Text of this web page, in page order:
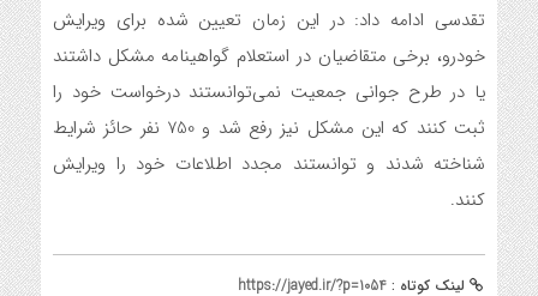
تقدسی ادامه داد: در این زمان تعیین شده برای ویرایش
خودرو، برخی متقاضیان در استعلام گواهینامه مشکل داشتند
یا در طرح جوانی جمعیت نمی‌توانستند درخواست خود را
ثبت کنند که این مشکل نیز رفع شد و 750 نفر حائز شرایط
شناخته شدند و توانستند مجدد اطلاعات خود را ویرایش
کنند.
لینک کوتاه : https://jayed.ir/?p=1054